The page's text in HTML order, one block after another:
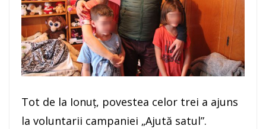
Tot de la Ionuţ, povestea celor trei a ajuns
la voluntarii campaniei „Ajută satul”.